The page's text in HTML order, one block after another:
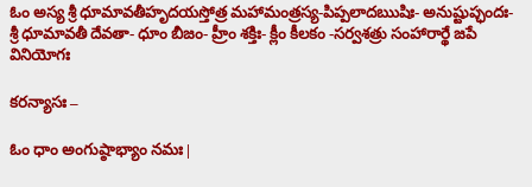
ఓం అస్య శ్రీ ధూమావతీహృదయస్తోత్ర మహామంత్రస్య-పిప్పలాదఋషిః- అనుష్టుప్ఛందః-
శ్రీ ధూమావతీ దేవతా- ధూం బీజం- హ్రీం శక్తిః- క్లీం కీలకం -సర్వశత్రు సంహారార్థే జపే
వినియోగః
కరన్యాసః –
ఓం ధాం అంగుష్ఠాభ్యాం నమః |